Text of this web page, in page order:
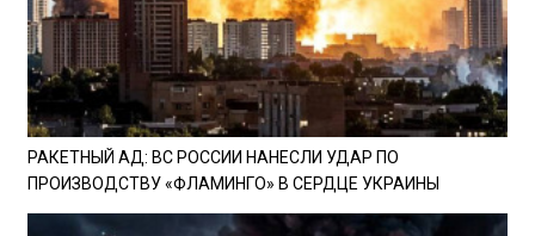
РАКЕТНЫЙ АД: ВС РОССИИ НАНЕСЛИ УДАР ПО
ПРОИЗВОДСТВУ «ФЛАМИНГО» В СЕРДЦЕ УКРАИНЫ